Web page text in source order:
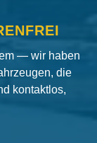
— wir haben
die
kontaktlos,